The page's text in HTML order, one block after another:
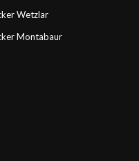
Wetzlar
Montabaur